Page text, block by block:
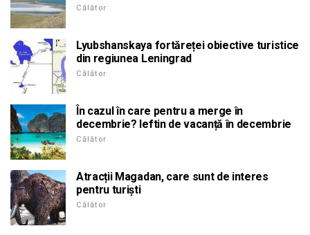
Călător
Lyubshanskaya fortăreței obiective turistice
din regiunea Leningrad
Călător
În cazul în care pentru a merge în
decembrie? Ieftin de vacanță în decembrie
Călător
Atracții Magadan, care sunt de interes
pentru turiști
Călător